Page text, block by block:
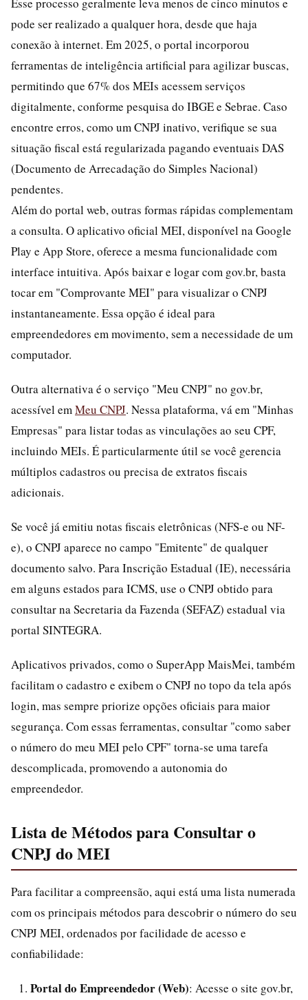
pode ser realizado a qualquer hora, desde que haja
conexão à internet. Em 2025, o portal incorporou
ferramentas de inteligência artificial para agilizar buscas,
permitindo que 67% dos MEIs acessem serviços
digitalmente, conforme pesquisa do IBGE e Sebrae. Caso
encontre erros, como um CNPJ inativo, verifique se sua
situação fiscal está regularizada pagando eventuais DAS
(Documento de Arrecadação do Simples Nacional)
pendentes.
Além do portal web, outras formas rápidas complementam
a consulta. O aplicativo oficial MEI, disponível na Google
Play e App Store, oferece a mesma funcionalidade com
interface intuitiva. Após baixar e logar com gov.br, basta
tocar em "Comprovante MEI" para visualizar o CNPJ
instantaneamente. Essa opção é ideal para
empreendedores em movimento, sem a necessidade de um
computador.
Outra alternativa é o serviço "Meu CNPJ" no gov.br,
acessível emMeu CNPJ. Nessa plataforma, vá em "Minhas
Empresas" para listar todas as vinculações ao seu CPF,
incluindo MEIs. É particularmente útil se você gerencia
múltiplos cadastros ou precisa de extratos fiscais
adicionais.
Se você já emitiu notas fiscais eletrônicas (NFS-e ou NF-
e), o CNPJ aparece no campo "Emitente" de qualquer
documento salvo. Para Inscrição Estadual (IE), necessária
em alguns estados para ICMS, use o CNPJ obtido para
consultar na Secretaria da Fazenda (SEFAZ) estadual via
portal SINTEGRA.
Aplicativos privados, como o SuperApp MaisMei, também
facilitam o cadastro e exibem o CNPJ no topo da tela após
login, mas sempre priorize opções oficiais para maior
segurança. Com essas ferramentas, consultar "como saber
o número do meu MEI pelo CPF" torna-se uma tarefa
descomplicada, promovendo a autonomia do
empreendedor.
Lista de Métodos para Consultar o
CNPJ do MEI
Para facilitar a compreensão, aqui está uma lista numerada
com os principais métodos para descobrir o número do seu
CNPJ MEI, ordenados por facilidade de acesso e
confiabilidade:
Portal do Empreendedor (Web): Acesse o site gov.br,